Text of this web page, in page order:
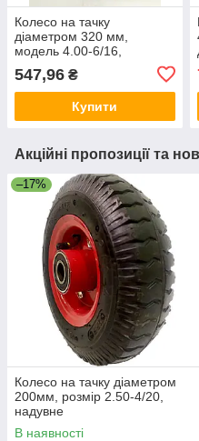
Колесо на тачку
діаметром 320 мм,
модель 4.00-6/16,
547,96 ₴
Купити
Акційні пропозиції та
–17%
Колесо на тачку діаметром
200мм, розмір 2.50-4/20,
надувне
В наявності